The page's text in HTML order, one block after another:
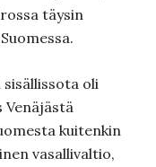
täysin
sisällissota oli
Venäjästä
kuitenkin
vasallivaltio,